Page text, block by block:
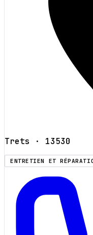
Trets · 13530
ENTRETIEN ET